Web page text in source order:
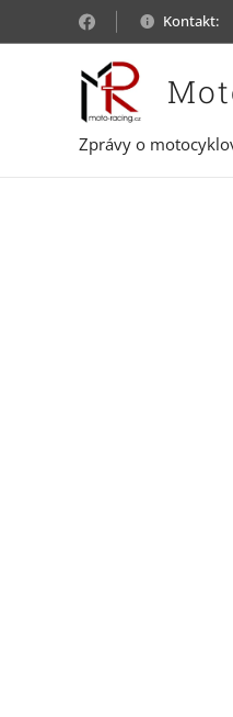
Kontakt:
Zprávy o